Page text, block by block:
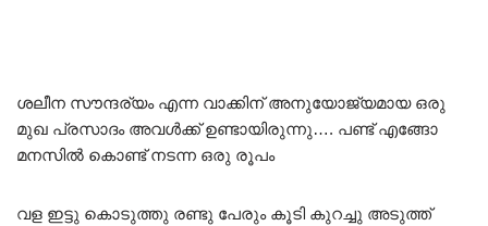
ശലീന സൗന്ദര്യം എന്ന വാക്കിന് അനുയോജ്യമായ ഒരു
മുഖ പ്രസാദം അവൾക്ക് ഉണ്ടായിരുന്നു…. പണ്ട് എങ്ങോ
മനസിൽ കൊണ്ട് നടന്ന ഒരു രൂപം
വള ഇട്ടു കൊടുത്തു രണ്ടു പേരും കൂടി കുറച്ചു അടുത്ത്